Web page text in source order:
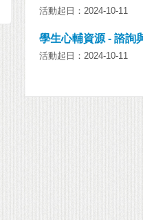
活動起日：2024-10-11
學生心輔資源 - 諮詢
活動起日：2024-10-11